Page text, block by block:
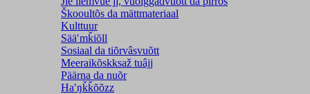
Škooultõs da mättmateriaal
Kulttuur
Sääʹmǩiõll
Sosiaal da tiõrvâsvuõtt
Meeraikõskksaž tuâjj
Päärna da nuõr
Haʹŋǩǩõõzz